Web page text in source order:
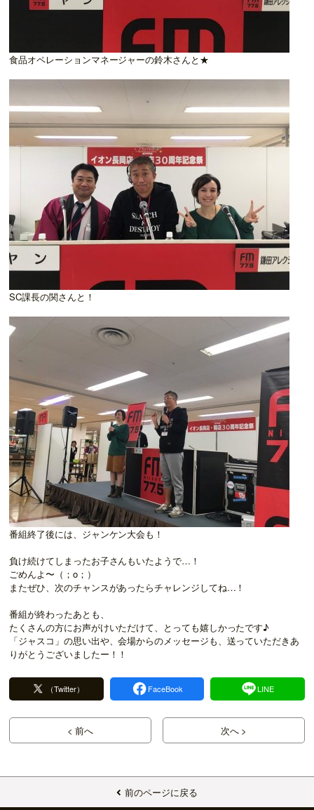
食品オペレーションマネージャーの鈴木さんと★
SC課長の関さんと！
番組終了後には、ジャンケン大会も！
負け続けてしまったお子さんもいたようで…！
ごめんよ〜（；o；）
またぜひ、次のチャンスがあったらチャレンジしてね…！
番組が終わったあとも、
たくさんの方にお声がけいただけて、とっても嬉しかったです♪
「ジャスコ」の思い出や、会場からのメッセージも、送っていただきあ
りがとうございましたー！！
（Twitter） FaceBook LINE
< 前へ 次へ >
前のページに戻る